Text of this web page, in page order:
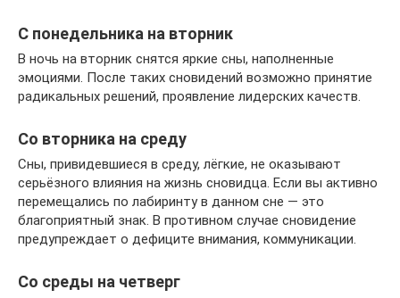
С понедельника на вторник
В ночь на вторник снятся яркие сны, наполненные
эмоциями. После таких сновидений возможно принятие
радикальных решений, проявление лидерских качеств.
Со вторника на среду
Сны, привидевшиеся в среду, лёгкие, не оказывают
серьёзного влияния на жизнь сновидца. Если вы активно
перемещались по лабиринту в данном сне — это
благоприятный знак. В противном случае сновидение
предупреждает о дефиците внимания, коммуникации.
Со среды на четверг